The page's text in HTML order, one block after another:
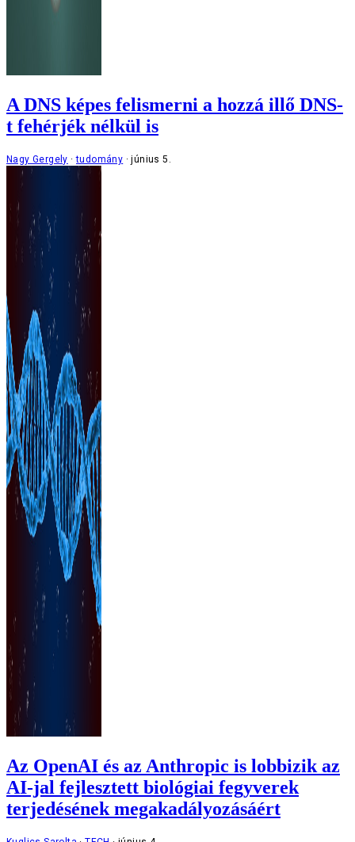
A DNS képes felismerni a hozzá illő DNS-
t fehérjék nélkül is
Nagy Gergely tudomány június 5.
Az OpenAI és az Anthropic is lobbizik az
AI-jal fejlesztett biológiai fegyverek
terjedésének megakadályozásáért